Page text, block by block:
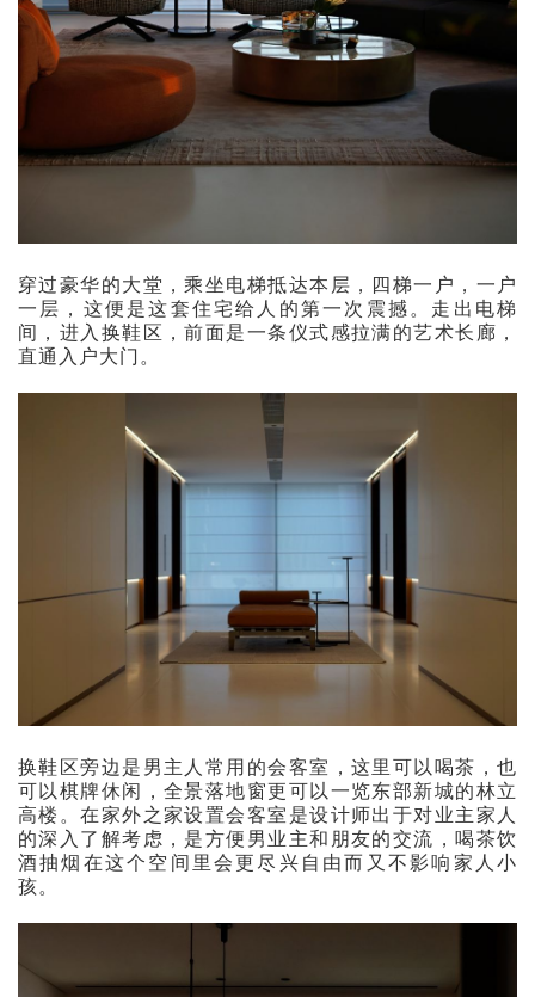
穿过豪华的大堂，乘坐电梯抵达本层，四梯一户，一户
一层，这便是这套住宅给人的第一次震撼。走出电梯
间，进入换鞋区，前面是一条仪式感拉满的艺术长廊，
直通入户大门。
换鞋区旁边是男主人常用的会客室，这里可以喝茶，也
可以棋牌休闲，全景落地窗更可以一览东部新城的林立
高楼。在家外之家设置会客室是设计师出于对业主家人
的深入了解考虑，是方便男业主和朋友的交流，喝茶饮
酒抽烟在这个空间里会更尽兴自由而又不影响家人小
孩。